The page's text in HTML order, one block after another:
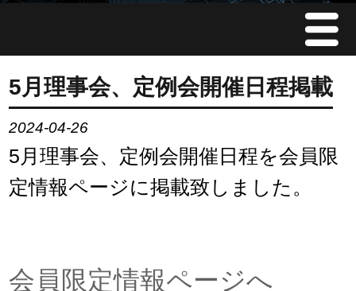
Menu
JMAについて
会員情報
イベント案内
会員限定情報
5月理事会、定例会開催日程掲載
2024-04-26
5月理事会、定例会開催日程を会員限
定情報ページに掲載致しました。
会員限定情報ページへ